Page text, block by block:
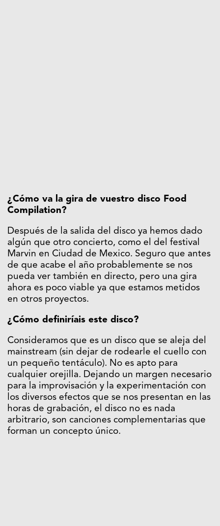
¿Cómo va la gira de vuestro disco Food
Compilation?
Después de la salida del disco ya hemos dado
algún que otro concierto, como el del festival
Marvin en Ciudad de Mexico. Seguro que antes
de que acabe el año probablemente se nos
pueda ver también en directo, pero una gira
ahora es poco viable ya que estamos metidos
en otros proyectos.
¿Cómo definiríais este disco?
Consideramos que es un disco que se aleja del
mainstream (sin dejar de rodearle el cuello con
un pequeño tentáculo). No es apto para
cualquier orejilla. Dejando un margen necesario
para la improvisación y la experimentación con
los diversos efectos que se nos presentan en las
horas de grabación, el disco no es nada
arbitrario, son canciones complementarias que
forman un concepto único.